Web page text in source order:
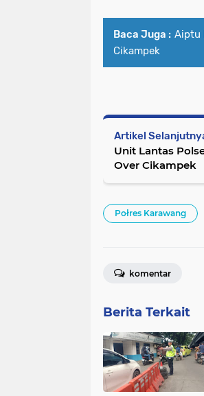
Baca Juga : Aiptu
Cikampek
Artikel
Unit Lantas
Over Cikampek
Połres Karawang
komentar
Berita Terkait